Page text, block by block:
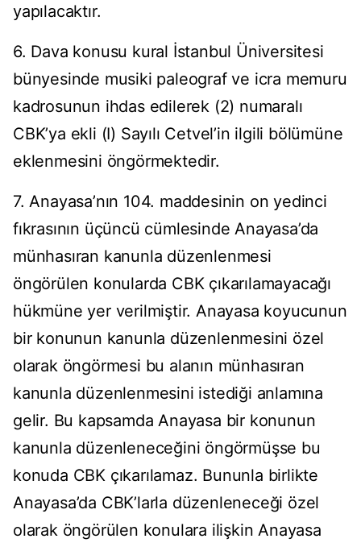
yapılacaktır.
6. Dava konusu kural İstanbul Üniversitesi
bünyesinde musiki paleograf ve icra memuru
kadrosunun ihdas edilerek (2) numaralı
CBK’ya ekli (I) Sayılı Cetvel’in ilgili bölümüne
eklenmesini öngörmektedir.
7. Anayasa’nın 104. maddesinin on yedinci
fıkrasının üçüncü cümlesinde Anayasa’da
münhasıran kanunla düzenlenmesi
öngörülen konularda CBK çıkarılamayacağı
hükmüne yer verilmiştir. Anayasa koyucunun
bir konunun kanunla düzenlenmesini özel
olarak öngörmesi bu alanın münhasıran
kanunla düzenlenmesini istediği anlamına
gelir. Bu kapsamda Anayasa bir konunun
kanunla düzenleneceğini öngörmüşse bu
konuda CBK çıkarılamaz. Bununla birlikte
Anayasa’da CBK’larla düzenleneceği özel
olarak öngörülen konulara ilişkin Anayasa